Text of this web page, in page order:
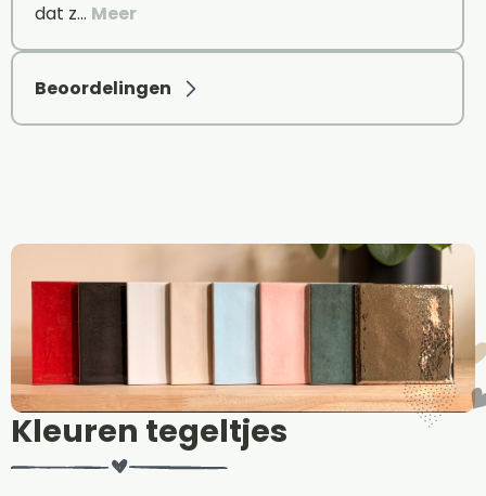
dat z… Meer
Beoordelingen
Kleuren tegeltjes